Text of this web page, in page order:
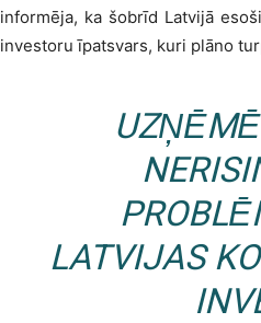
informēja, ka šobrīd Latvijā
investoru īpatsvars, kuri plāno
LATVIJAS